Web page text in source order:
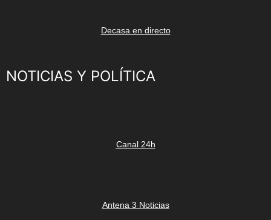
Decasa en directo
NOTICIAS Y POLÍTICA
Canal 24h
Antena 3 Noticias